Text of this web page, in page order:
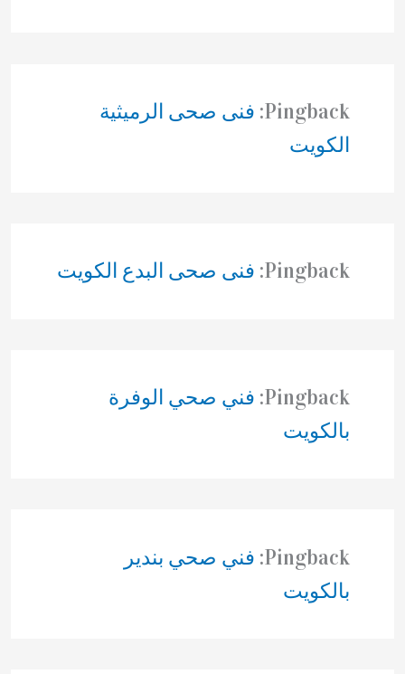
Pingback: فنى صحى الرميثية
الكويت
Pingback: فنى صحى البدع الكويت
Pingback: فني صحي الوفرة
بالكويت
Pingback: فني صحي بندير
بالكويت